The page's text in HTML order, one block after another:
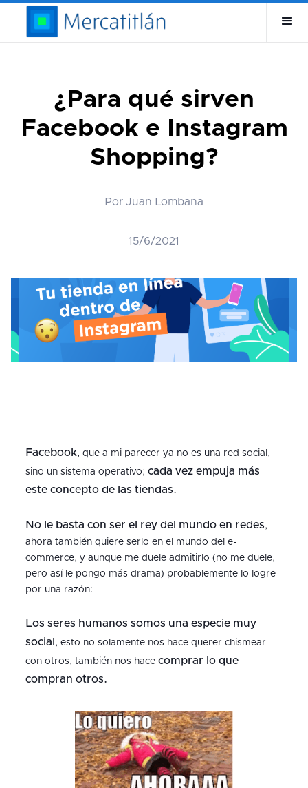
¿Para qué sirven
Facebook e Instagram
Shopping?
Por Juan Lombana
15/6/2021
Facebook, que a mi parecer ya no es una red social,
sino un sistema operativo; cada vez empuja más
este concepto de las tiendas.
No le basta con ser el rey del mundo en redes,
ahora también quiere serlo en el mundo del e-
commerce, y aunque me duele admitirlo (no me duele,
pero así le pongo más drama) probablemente lo logre
por una razón:
Los seres humanos somos una especie muy
social , esto no solamente nos hace querer chismear
con otros, también nos hace comprar lo que
compran otros.